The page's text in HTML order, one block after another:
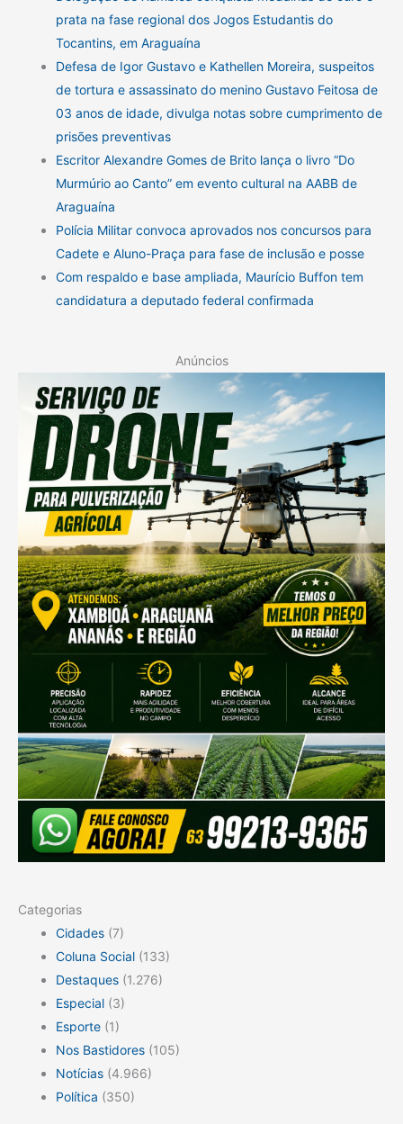
prata na fase regional dos Jogos Estudantis do
Tocantins, em Araguaína
Defesa de Igor Gustavo e Kathellen Moreira, suspeitos
de tortura e assassinato do menino Gustavo Feitosa de
03 anos de idade, divulga notas sobre cumprimento de
prisões preventivas
Escritor Alexandre Gomes de Brito lança o livro “Do
Murmúrio ao Canto” em evento cultural na AABB de
Araguaína
Polícia Militar convoca aprovados nos concursos para
Cadete e Aluno-Praça para fase de inclusão e posse
Com respaldo e base ampliada, Maurício Buffon tem
candidatura a deputado federal confirmada
Anúncios
Categorias
Cidades (7)
Coluna Social (133)
Destaques (1.276)
Especial (3)
Esporte (1)
Nos Bastidores (105)
Notícias (4.966)
Política (350)